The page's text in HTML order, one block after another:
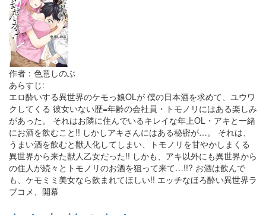
作者：色意しのぶ
あらすじ:
エロ酔いする異世界のケモっ娘OLが 僕の日本酒を求めて、ユウワ
クしてくる 彼女いない歴=年齢の会社員・トモノリにはある楽しみ
があった。 それはお隣に住んでいるキレイな年上OL・アキと一緒
にお酒を飲むこと!! しかしアキさんにはある秘密が…。 それは、
うまい酒を飲むと獣人化してしまい、トモノリを甘やかしまくる
異世界から来た獣人乙女だった!! しかも、アキ以外にも異世界から
の住人が続々とトモノリのお酒を狙って来て…!!? お酒は飲んで
も、ケモミミ美女なら飲まれてほしい!! エッチなほろ酔い異世界ラ
ブコメ、開幕